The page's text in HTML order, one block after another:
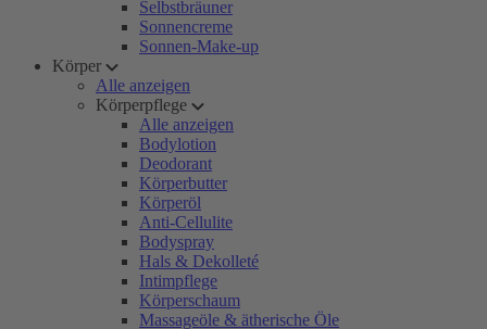
Selbstbräuner
Sonnencreme
Sonnen-Make-up
Körper
Alle anzeigen
Körperpflege
Alle anzeigen
Bodylotion
Deodorant
Körperbutter
Körperöl
Anti-Cellulite
Bodyspray
Hals & Dekolleté
Intimpflege
Körperschaum
Massageöle & ätherische Öle